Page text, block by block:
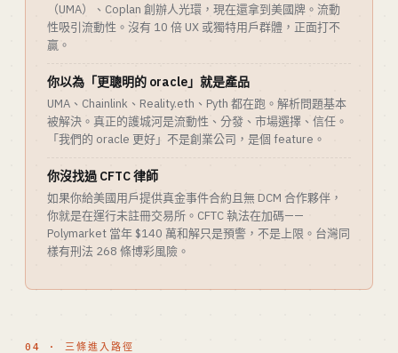
（UMA）、Coplan 創辦人光環，現在還拿到美國牌。流動
性吸引流動性。沒有 10 倍 UX 或獨特用戶群體，正面打不
贏。
你以為「更聰明的 oracle」就是產品
UMA、Chainlink、Reality.eth、Pyth 都在跑。解析問題基本
被解決。真正的護城河是流動性、分發、市場選擇、信任。
「我們的 oracle 更好」不是創業公司，是個 feature。
你沒找過 CFTC 律師
如果你給美國用戶提供真金事件合約且無 DCM 合作夥伴，
你就是在運行未註冊交易所。CFTC 執法在加碼——
Polymarket 當年 $140 萬和解只是預警，不是上限。台灣同
樣有刑法 268 條博彩風險。
04 · 三條進入路徑